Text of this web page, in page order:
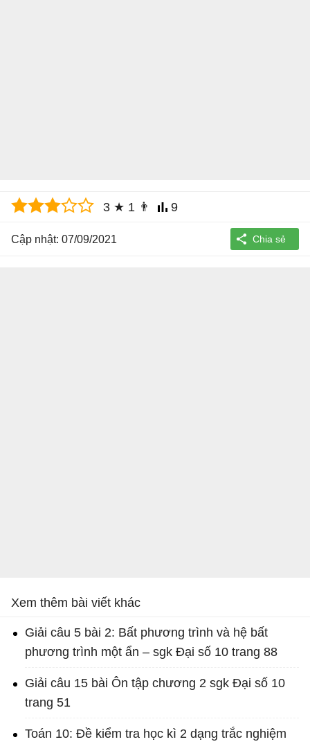
3 ★ 1 👨 9
Cập nhật: 07/09/2021
Xem thêm bài viết khác
Giải câu 5 bài 2: Bất phương trình và hệ bất
phương trình một ẩn – sgk Đại số 10 trang 88
Giải câu 15 bài Ôn tập chương 2 sgk Đại số 10
trang 51
Toán 10: Đề kiểm tra học kì 2 dạng trắc nghiệm